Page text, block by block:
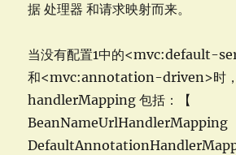
据 处理器 和请求映射而来。
当没有配置1中的<mvc:default-
和<mvc:annotation-driven>时，
handlerMapping 包括：【
BeanNameUrlHandlerMapping